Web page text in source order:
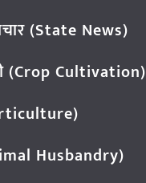
(State News)
Cultivation)
Husbandry)